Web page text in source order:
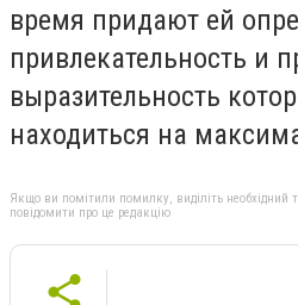
время придают ей
привлекательность и
выразительность
находиться на
Якщо ви помітили помилку, виділіть необхідний
повідомити про це редакцію